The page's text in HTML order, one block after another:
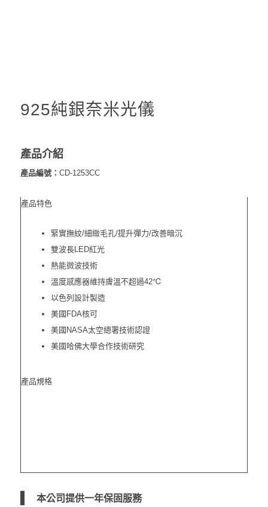
925純銀奈米光儀
產品介紹
產品編號： CD-1253CC
產品特色
緊實撫紋/細緻毛孔/提升彈力/改善暗沉
雙波長LED紅光
熱能微波技術
溫度感應器維持膚溫不超過42℃
以色列設計製造
美國FDA核可
美國NASA太空總署技術認證
美國哈佛大學合作技術研究
產品規格
本公司提供一年保固服務